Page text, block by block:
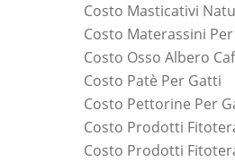
Costo Masticativi
Costo Materassini Per
Costo Osso Albero
Costo Patè Per Gatti
Costo Pettorine Per
Costo Prodotti
Costo Prodotti